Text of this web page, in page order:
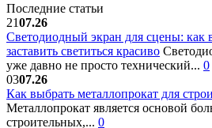
Последние статьи
2107.26
Светодиодный экран для сцены: как
заставить светиться красиво
уже давно не просто технический... 0
0307.26
Как выбрать металлопрокат для
Металлопрокат является основой
строительных,... 0